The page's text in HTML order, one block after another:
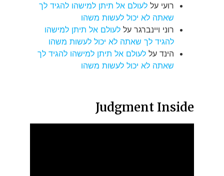
רועי על לעולם אל תיתן למישהו להגיד לך
שאתה לא יכול לעשות משהו
רוני ויינברגר על לעולם אל תיתן למישהו
להגיד לך שאתה לא יכול לעשות משהו
הינד על לעולם אל תיתן למישהו להגיד לך
שאתה לא יכול לעשות משהו
Judgment Inside